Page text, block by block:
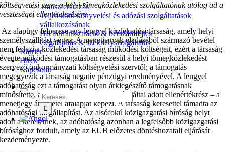
Transzferárazás
Teljes körű könyvelési és adózási szolgáltatások
vállalkozásának
HR adminisztráció & bérszámfejtés
Cégalapítás & székhelyszolgáltatás
Karrier
Hírek
Kapcsolat
Keresés...
költségvetési szerv a helyi tömegközlekedési szolgáltatónak utólag ad a
veszteségei ellentételezésére.
Az alapügy felperese egy lengyel közlekedési társaság, amely helyi
személyszállítást végez. A menetjegyek eladásából származó bevétel
nem fedezi a közlekedési társaság működési költségeit, ezért a társaság
évente működési támogatásban részesül a helyi tömegközlekedést
szervező önkormányzati költségvetési szervtől; a támogatás
megegyezik a társaság negatív pénzügyi eredményével. A lengyel
adóhatóság ezt a támogatást olyan árkiegészítő támogatásnak
minősítette, ami – mint harmadik személy által adott ellenértékrész – a
menetjegy árbevétel áfalapját képezi. A társaság keresettel támadta az
adóhatósági megállapítást. Az alsófokú közigazgatási bíróság helyt
adott a keresetnek, az adóhatóság azonban a legfelsőbb közigazgatási
bírósághoz fordult, amely az EUB előzetes döntéshozatali eljárását
kezdeményezte.